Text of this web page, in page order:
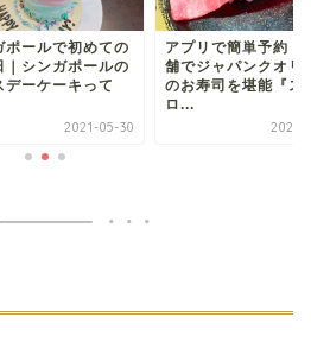
ポールで初めての
｜シンガポールの
デーケーキって
2021-05-30
アプリで簡単予約！
舗でジャパンクオリ
のお寿司を堪能『ス
ロ...
2021-